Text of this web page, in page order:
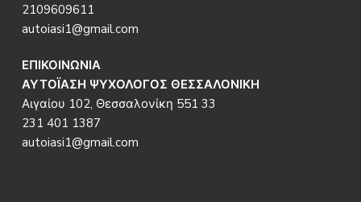
2109609611
autoiasi1@gmail.com
ΕΠΙΚΟΙΝΩΝΙΑ
ΑΥΤΟΪΑΣΗ ΨΥΧΟΛΟΓΟΣ ΘΕΣΣΑΛΟΝΙΚΗ
Αιγαίου 102, Θεσσαλονίκη 551 33
231 401 1387
autoiasi1@gmail.com